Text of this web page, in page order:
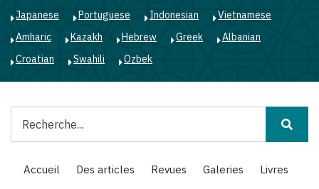
Japanese
Portuguese Indonesian
Vietnamese
Amharic
Kazakh Hebrew Greek
Albanian
Croatian
Swahili Ozbek
Main
navigation
Accueil Des articles Revues Galeries
Livres